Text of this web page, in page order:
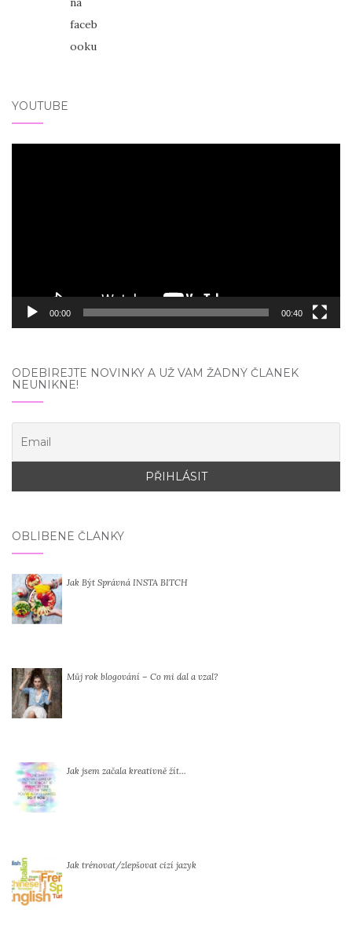
YOUTUBE
00:00 00:40
ODEBÍREJTE NOVINKY A UŽ VÁM ŽÁDNÝ ČLÁNEK
NEUNIKNE!
OBLÍBENÉ ČLÁNKY
Jak Být Správná INSTA BITCH
Můj rok blogování – Co mi dal a vzal?
Jak jsem začala kreativně žít…
Jak trénovat/zlepšovat cizí jazyk